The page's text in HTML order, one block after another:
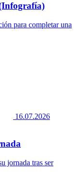
para completar una
16.07.2026
jornada tras ser